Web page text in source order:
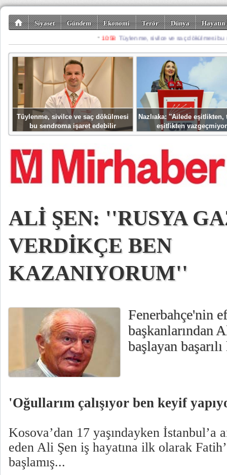
Siyaset Gündem Ekonomi Terör Dünya
Bilim-Teknoloji Gezi-Turizm Spor Misafir
Tüylenme, sivilce ve saç dökülmesi
bu sendroma işaret edebilir
Nazlıaka: ''Ailede eşitlikten,
eşitlikten
ALİ ŞEN: ''RUSYA
VERDİKÇE BEN
KAZANIYORUM''
Fenerbahçe'nin
başkanlarından
başlayan
'Oğullarım çalışıyor ben keyif
Kosova’dan 17 yaşındayken
eden Ali Şen iş hayatına ilk olarak
başlamış...